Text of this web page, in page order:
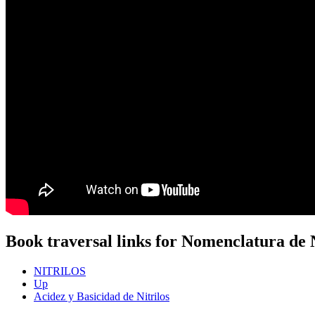
Book traversal links for Nomenclatura de
NITRILOS
Up
Acidez y Basicidad de Nitrilos